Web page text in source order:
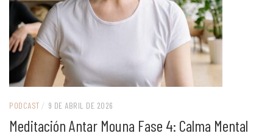
PODCAST / 9 DE ABRIL DE 2026
Meditación Antar Mouna Fase 4: Calma Mental